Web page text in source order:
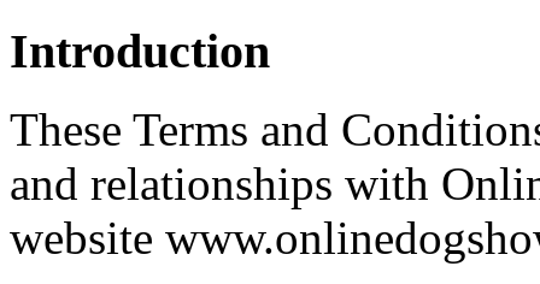
Introduction
These Terms and
and relationships with
website